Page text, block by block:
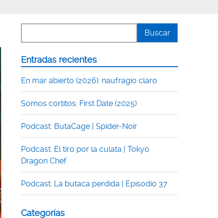
Entradas recientes
En mar abierto (2026): naufragio claro
Somos cortitos: First Date (2025)
Podcast: ButaCage | Spider-Noir
Podcast: El tiro por la culata | Tokyo
Dragon Chef
Podcast: La butaca perdida | Episodio 37
Categorías